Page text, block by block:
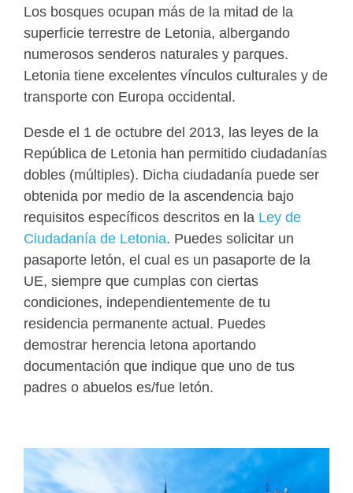
Los bosques ocupan más de la mitad de la
superficie terrestre de Letonia, albergando
numerosos senderos naturales y parques.
Letonia tiene excelentes vínculos culturales y de
transporte con Europa occidental.
Desde el 1 de octubre del 2013, las leyes de la
República de Letonia han permitido ciudadanías
dobles (múltiples). Dicha ciudadanía puede ser
obtenida por medio de la ascendencia bajo
requisitos específicos descritos en la Ley de
Ciudadanía de Letonia. Puedes solicitar un
pasaporte letón, el cual es un pasaporte de la
UE, siempre que cumplas con ciertas
condiciones, independientemente de tu
residencia permanente actual. Puedes
demostrar herencia letona aportando
documentación que indique que uno de tus
padres o abuelos es/fue letón.